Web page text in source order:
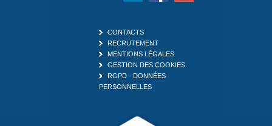
CONTACTS
RECRUTEMENT
MENTIONS LÉGALES
GESTION DES COOKIES
RGPD - DONNÉES
PERSONNELLES